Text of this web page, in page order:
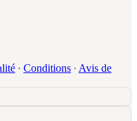
∙ Conditions ∙ Avis de